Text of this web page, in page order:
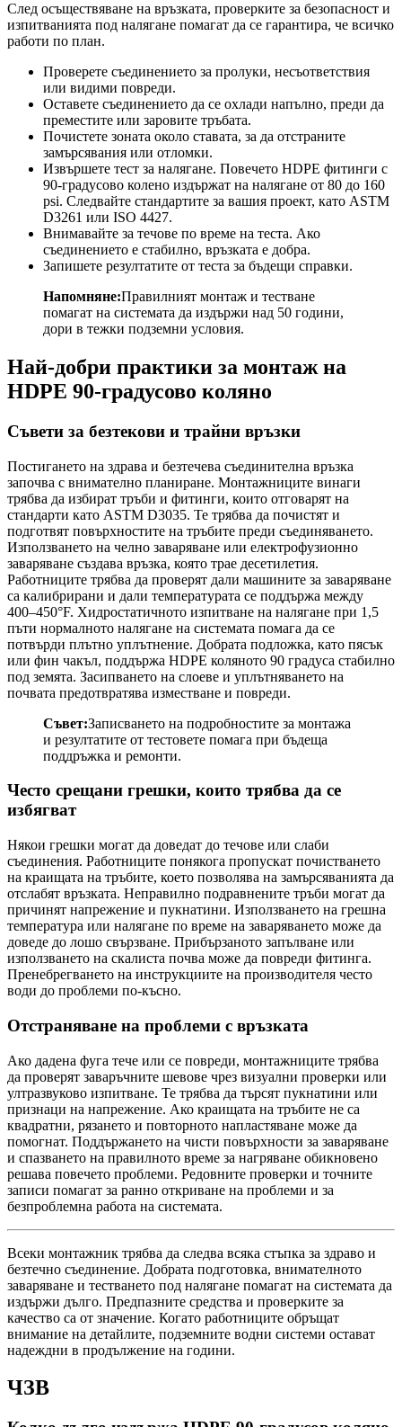
След осъществяване на връзката, проверките за безопасност и
изпитванията под налягане помагат да се гарантира, че всичко
работи по план.
Проверете съединението за пролуки, несъответствия
или видими повреди.
Оставете съединението да се охлади напълно, преди да
преместите или заровите тръбата.
Почистете зоната около ставата, за да отстраните
замърсявания или отломки.
Извършете тест за налягане. Повечето HDPE фитинги с
90-градусово колено издържат на налягане от 80 до 160
psi. Следвайте стандартите за вашия проект, като ASTM
D3261 или ISO 4427.
Внимавайте за течове по време на теста. Ако
съединението е стабилно, връзката е добра.
Запишете резултатите от теста за бъдещи справки.
Напомняне:Правилният монтаж и тестване
помагат на системата да издържи над 50 години,
дори в тежки подземни условия.
Най-добри практики за монтаж на
HDPE 90-градусово коляно
Съвети за безтекови и трайни връзки
Постигането на здрава и безтечева съединителна връзка
започва с внимателно планиране. Монтажниците винаги
трябва да избират тръби и фитинги, които отговарят на
стандарти като ASTM D3035. Те трябва да почистят и
подготвят повърхностите на тръбите преди съединяването.
Използването на челно заваряване или електрофузионно
заваряване създава връзка, която трае десетилетия.
Работниците трябва да проверят дали машините за заваряване
са калибрирани и дали температурата се поддържа между
400–450°F. Хидростатичното изпитване на налягане при 1,5
пъти нормалното налягане на системата помага да се
потвърди плътно уплътнение. Добрата подложка, като пясък
или фин чакъл, поддържа HDPE коляното 90 градуса стабилно
под земята. Засипването на слоеве и уплътняването на
почвата предотвратява изместване и повреди.
Съвет:Записването на подробностите за монтажа
и резултатите от тестовете помага при бъдеща
поддръжка и ремонти.
Често срещани грешки, които трябва да се
избягват
Някои грешки могат да доведат до течове или слаби
съединения. Работниците понякога пропускат почистването
на краищата на тръбите, което позволява на замърсяванията да
отслабят връзката. Неправилно подравнените тръби могат да
причинят напрежение и пукнатини. Използването на грешна
температура или налягане по време на заваряването може да
доведе до лошо свързване. Прибързаното запълване или
използването на скалиста почва може да повреди фитинга.
Пренебрегването на инструкциите на производителя често
води до проблеми по-късно.
Отстраняване на проблеми с връзката
Ако дадена фуга тече или се повреди, монтажниците трябва
да проверят заваръчните шевове чрез визуални проверки или
ултразвуково изпитване. Те трябва да търсят пукнатини или
признаци на напрежение. Ако краищата на тръбите не са
квадратни, рязането и повторното напластяване може да
помогнат. Поддържането на чисти повърхности за заваряване
и спазването на правилното време за нагряване обикновено
решава повечето проблеми. Редовните проверки и точните
записи помагат за ранно откриване на проблеми и за
безпроблемна работа на системата.
Всеки монтажник трябва да следва всяка стъпка за здраво и
безтечно съединение. Добрата подготовка, внимателното
заваряване и тестването под налягане помагат на системата да
издържи дълго. Предпазните средства и проверките за
качество са от значение. Когато работниците обръщат
внимание на детайлите, подземните водни системи остават
надеждни в продължение на години.
ЧЗВ